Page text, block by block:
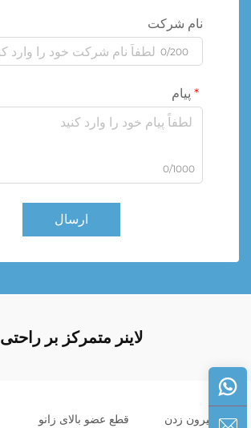
نام شرکت
0/200
پیام
0/1000
ارسال
لاینر متمرکز بر راحتی
بیرون زدن قطع عضو بالای زانو